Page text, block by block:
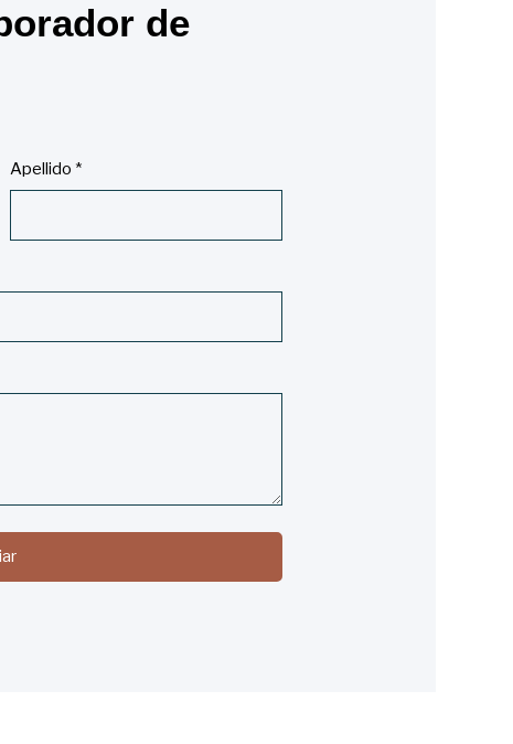
de
Apellido *